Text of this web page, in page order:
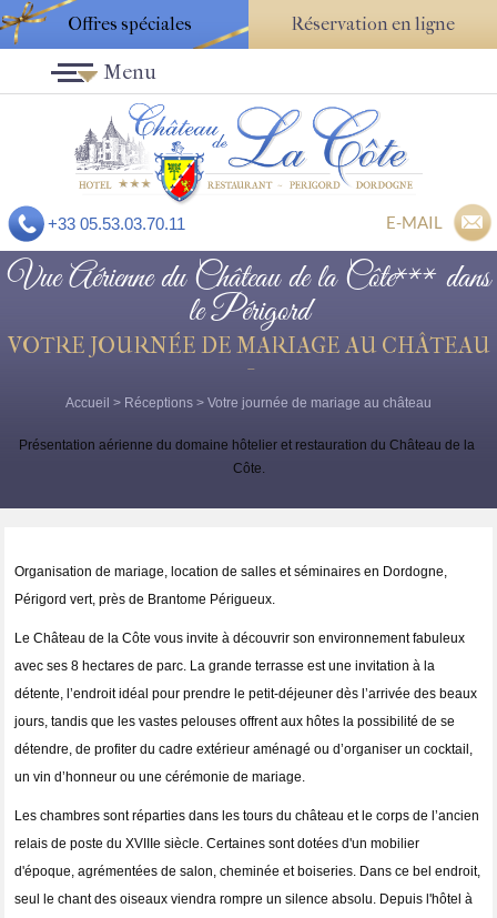
Offres spéciales Réservation en ligne
+33 05.53.03.70.11 E-MAIL
Menu
Vue Aérienne du Château de la Côte*** dans
le Périgord
VOTRE JOURNÉE DE MARIAGE AU CHÂTEAU
-
Accueil > Réceptions > Votre journée de mariage au château
Présentation aérienne du domaine hôtelier et restauration du Château de la
Côte.
Organisation de mariage, location de salles et séminaires en Dordogne,
Périgord vert, près de Brantome Périgueux.
Le Château de la Côte vous invite à découvrir son environnement fabuleux
avec ses 8 hectares de parc. La grande terrasse est une invitation à la
détente, l’endroit idéal pour prendre le petit-déjeuner dès l’arrivée des beaux
jours, tandis que les vastes pelouses offrent aux hôtes la possibilité de se
détendre, de profiter du cadre extérieur aménagé ou d’organiser un cocktail,
un vin d’honneur ou une cérémonie de mariage.
Les chambres sont réparties dans les tours du château et le corps de l’ancien
relais de poste du XVIIIe siècle. Certaines sont dotées d'un mobilier
d'époque, agrémentées de salon, cheminée et boiseries. Dans ce bel endroit,
seul le chant des oiseaux viendra rompre un silence absolu. Depuis l'hôtel à